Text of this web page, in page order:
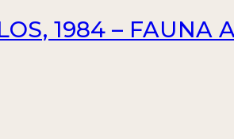
1984 – FAUNA